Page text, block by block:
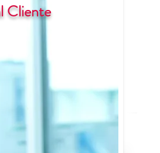
Cliente